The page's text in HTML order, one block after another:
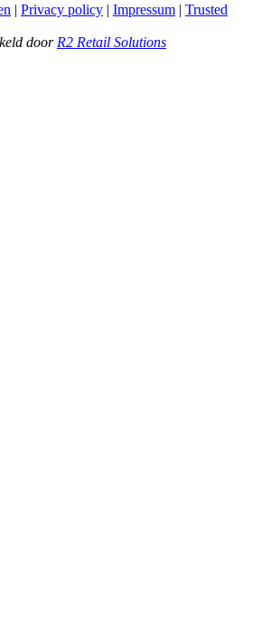
| Privacy policy | Impressum | Trusted
door R2 Retail Solutions